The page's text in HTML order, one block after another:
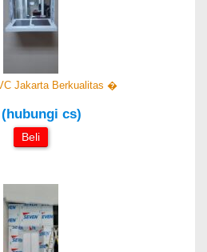
Jakarta Berkualitas �
(hubungi cs)
Beli